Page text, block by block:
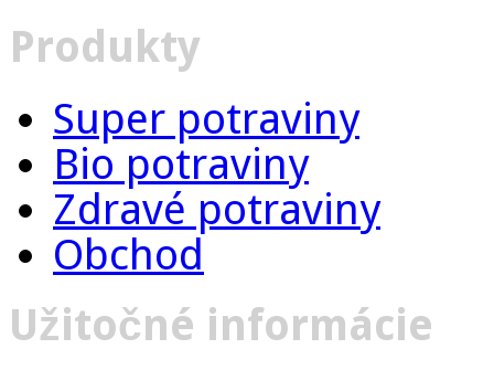
Produkty
Super potraviny
Bio potraviny
Zdravé potraviny
Obchod
Užitočné informácie